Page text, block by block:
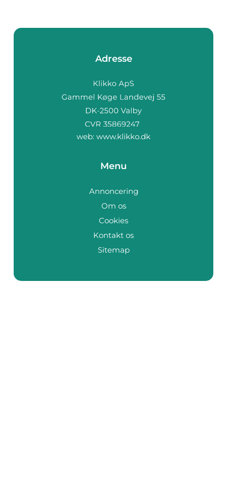
Adresse
web: www.klikko.dk
Menu
Annoncering
Om os
Cookies
Kontakt os
Sitemap